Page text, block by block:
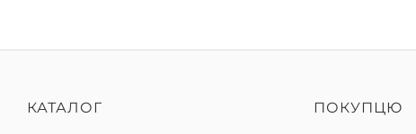
КАТАЛОГ ПОКУПЦЮ